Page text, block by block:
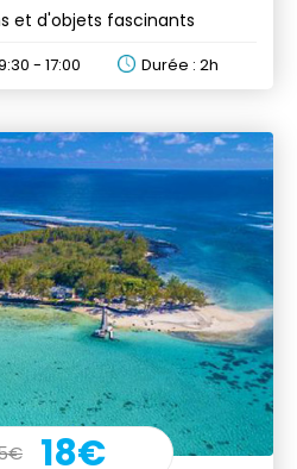
et d'objets fascinants
- 17:00 Durée : 2h
18€